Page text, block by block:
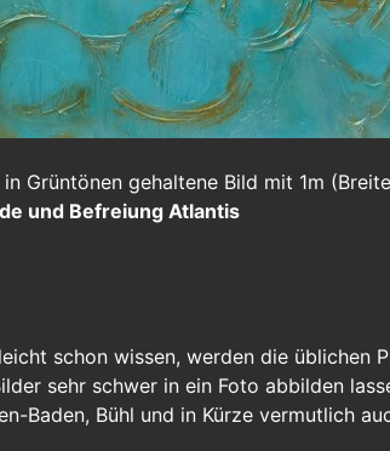
in Grüntönen gehaltene Bild mit 1m
und Befreiung Atlantis
schon wissen, werden die
sehr schwer in ein Foto abbilden
Baden, Bühl und in Kürze vermutlich